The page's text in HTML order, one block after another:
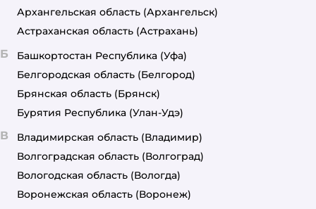
Архангельская область (Архангельск)
Астраханская область (Астрахань)
Б Башкортостан Республика (Уфа)
Белгородская область (Белгород)
Брянская область (Брянск)
Бурятия Республика (Улан-Удэ)
В Владимирская область (Владимир)
Волгоградская область (Волгоград)
Вологодская область (Вологда)
Воронежская область (Воронеж)